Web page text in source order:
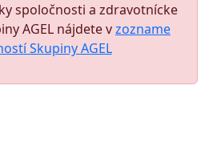
spoločnosti a zdravotnícke
AGEL nájdete vzozname
Skupiny AGEL